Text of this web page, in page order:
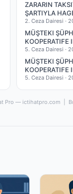
ZARARIN
ŞARTIYLA
2. Ceza Dairesi ·
MÜŞTEKI
KOOPERATIFE
5. Ceza Dairesi ·
MÜŞTEKI
KOOPERATIFE
5. Ceza Dairesi ·
Pro — ictihatpro.com | Bu